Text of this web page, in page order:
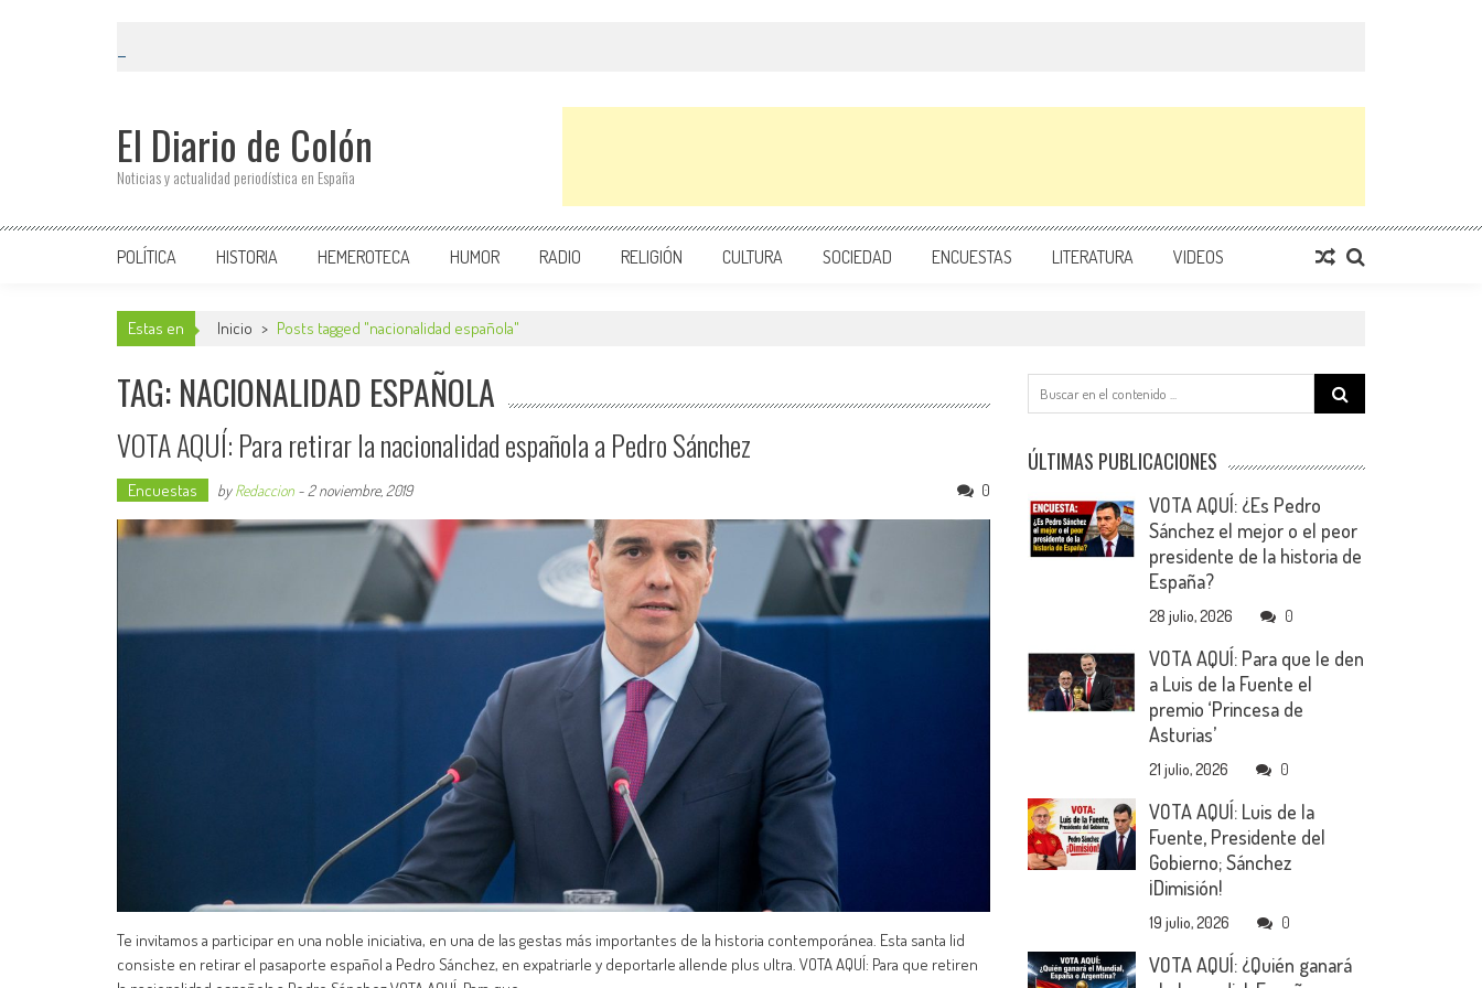
El Diario de Colón
Noticias y actualidad periodística en España
POLÍTICA HISTORIA HEMEROTECA HUMOR RADIO RELIGIÓN CULTURA SOCIEDAD ENCUESTAS LITERATURA VIDEOS
Estas en Inicio > Posts tagged "nacionalidad española"
TAG: NACIONALIDAD ESPAÑOLA
VOTA AQUÍ: Para retirar la nacionalidad española a Pedro Sánchez
Encuestas byRedaccion - 2 noviembre, 2019 0
Te invitamos a participar en una noble iniciativa, en una de las gestas más importantes de la historia contemporánea. Esta santa lid
consiste en retirar el pasaporte español a Pedro Sánchez, en expatriarle y deportarle allende plus ultra. VOTA AQUÍ: Para que retiren
Search
for:
ÚLTIMAS PUBLICACIONES
VOTA AQUÍ: ¿Es Pedro
Sánchez el mejor o el peor
presidente de la historia de
España?
28 julio, 2026 0
VOTA AQUÍ: Para que le den
a Luis de la Fuente el
premio ‘Princesa de
Asturias’
21 julio, 2026 0
VOTA AQUÍ: Luis de la
Fuente, Presidente del
Gobierno; Sánchez
¡Dimisión!
19 julio, 2026 0
VOTA AQUÍ: ¿Quién ganará